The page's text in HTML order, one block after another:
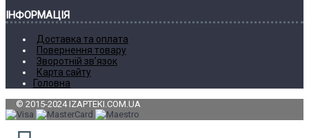
ІНФОРМАЦІЯ
Доставка та оплата
Повернення товару
Зворотній зв’язок
Карта сайту
Головна
© 2015-2024 IZAPTEKI.COM.UA